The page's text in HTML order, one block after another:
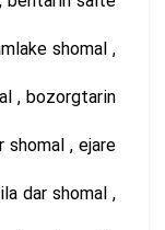
shomal ,
, bozorgtarin
, ejare
dar shomal ,